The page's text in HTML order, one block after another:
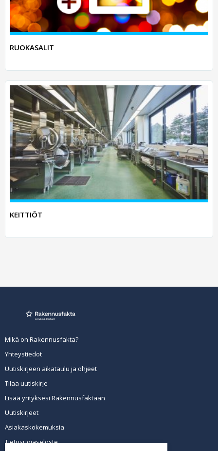
RUOKASALIT
KEITTIÖT
Mikä on Rakennusfakta?
Yhteystiedot
Uutiskirjeen aikataulu ja ohjeet
Tilaa uutiskirje
Lisää yrityksesi Rakennusfaktaan
Uutiskirjeet
Asiakaskokemuksia
Tietosuojaseloste